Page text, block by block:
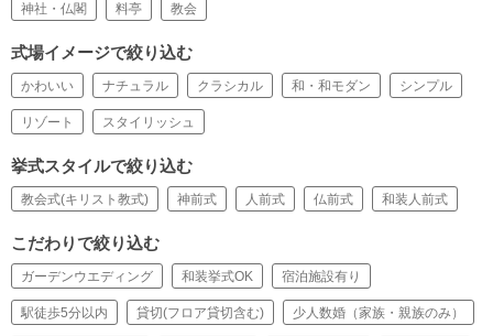
神社・仏閣 料亭 教会
式場イメージで絞り込む
かわいい ナチュラル クラシカル 和・和モダン シンプル
リゾート スタイリッシュ
挙式スタイルで絞り込む
教会式(キリスト教式) 神前式 人前式 仏前式 和装人前式
こだわりで絞り込む
ガーデンウエディング 和装挙式OK 宿泊施設有り
駅徒歩5分以内 貸切(フロア貸切含む) 少人数婚（家族・親族のみ）